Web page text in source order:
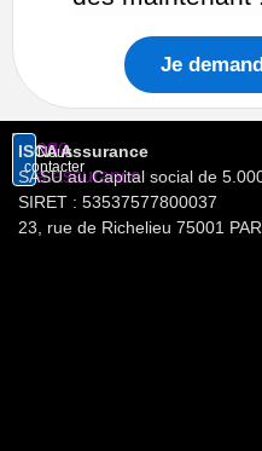
Je
Nous
contacter
ISCA Assurance
SASU au Capital social de
SIRET : 53537577800037
23, rue de Richelieu 75001